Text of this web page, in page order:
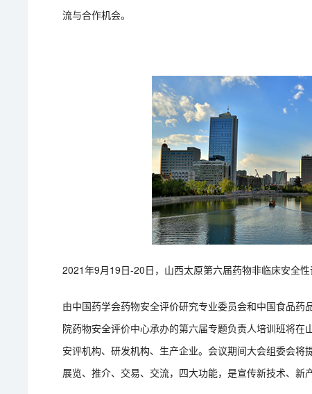
流与合作机会。
2021年9月19日-20日，山西太原第六届药物非临床安全
由中国药学会药物安全评价研究专业委员会和中国食品
院药物安全评价中心承办的第六届专题负责人培训班将
安评机构、研发机构、生产企业。会议期间大会组委会
展览、推介、交易、交流，四大功能，是宣传新技术、新